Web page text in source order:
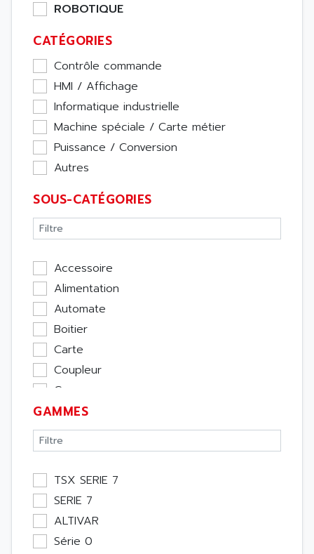
ROBOTIQUE
CATÉGORIES
Contrôle commande
HMI / Affichage
Informatique industrielle
Machine spéciale / Carte métier
Puissance / Conversion
Autres
SOUS-CATÉGORIES
Accessoire
Alimentation
Automate
Boitier
Carte
Coupleur
Cpu
Ecran
Entrée / Sortie
Memoire
Module Métier
Moteur
Pupitre Opérateur
Rack
GAMMES
TSX SERIE 7
SERIE 7
ALTIVAR
Série 0